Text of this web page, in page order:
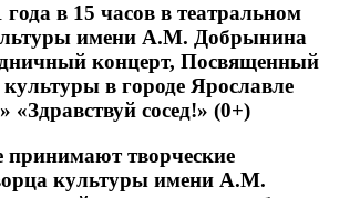
в 15 часов в театральном
имени А.М. Добрынина
концерт, Посвященный
в городе Ярославле
«Здравствуй сосед!» (0+)
творческие
культуры имени А.М.